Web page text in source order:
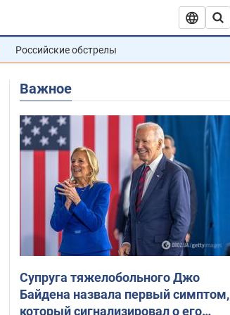
Российские обстрелы
Важное
Супруга тяжелобольного Джо
Байдена назвала первый симптом,
который сигнализировал о его